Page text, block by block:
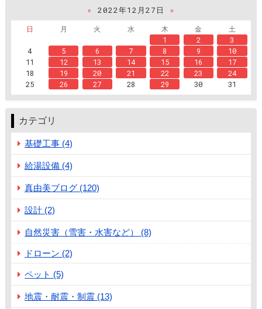
« 2022年12月27日
»
日
月 火 水 木 金
土
1
2
3
4
5 6 7 8 9
10
11
12 13 14 15 16
17
18
19 20 21 22 23
24
25
26 27 28 29 30 31
カテゴリ
基礎工事 (4)
給湯設備 (4)
真由美ブログ (120)
設計 (2)
自然災害（雪害・水害など） (8)
ドローン (2)
ペット (5)
地震・耐震・制震 (13)